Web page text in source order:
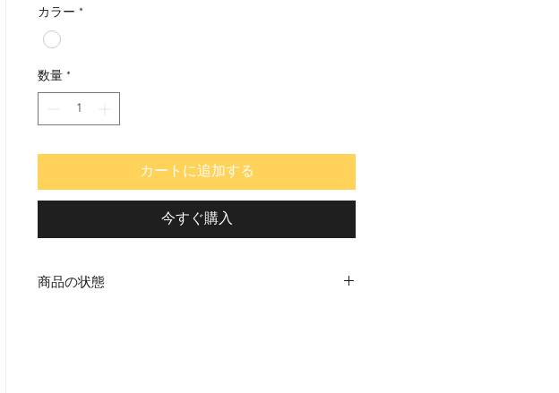
カラー *
数量 *
カートに追加する
今すぐ購入
商品の状態